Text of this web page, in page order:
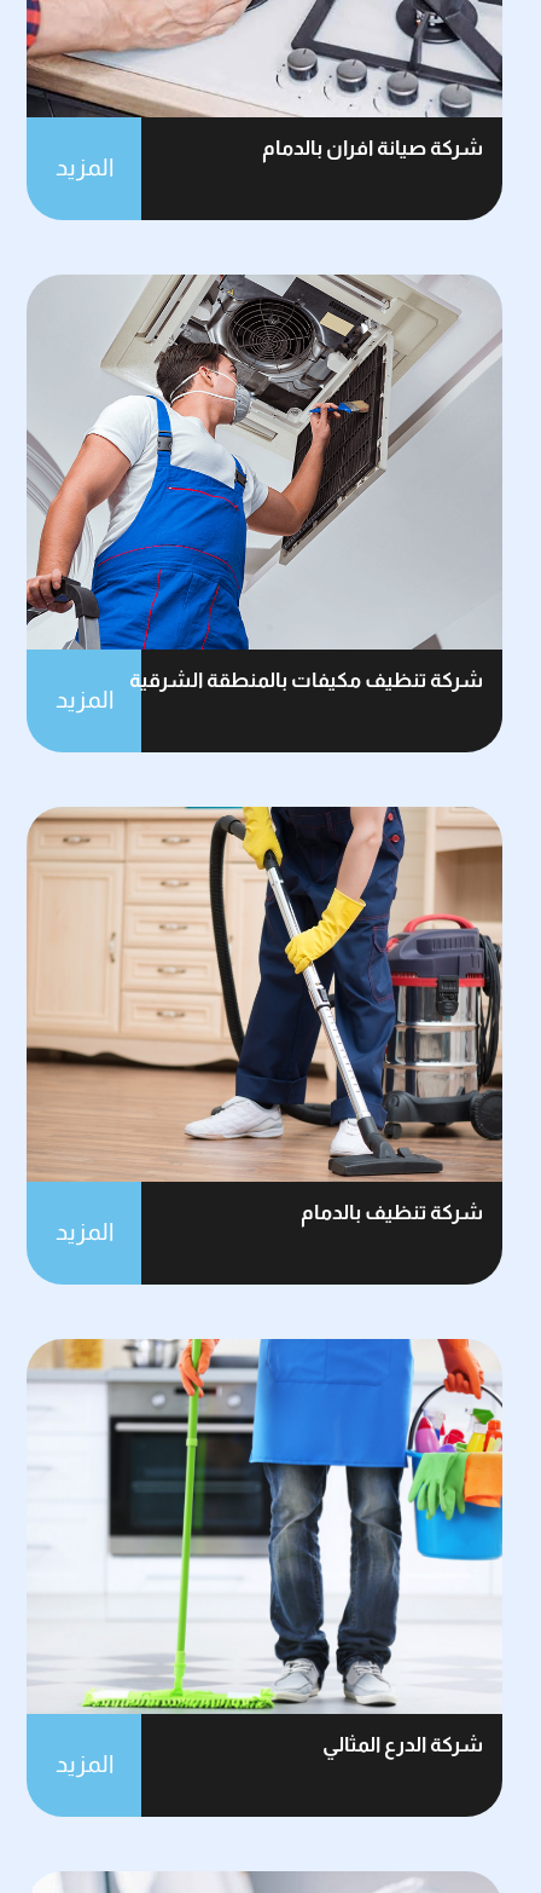
شركة صيانة افران بالدمام
المزيد
شركة تنظيف مكيفات بالمنطقة الشرقية
المزيد
شركة تنظيف بالدمام
المزيد
شركة الدرع المثالي
المزيد